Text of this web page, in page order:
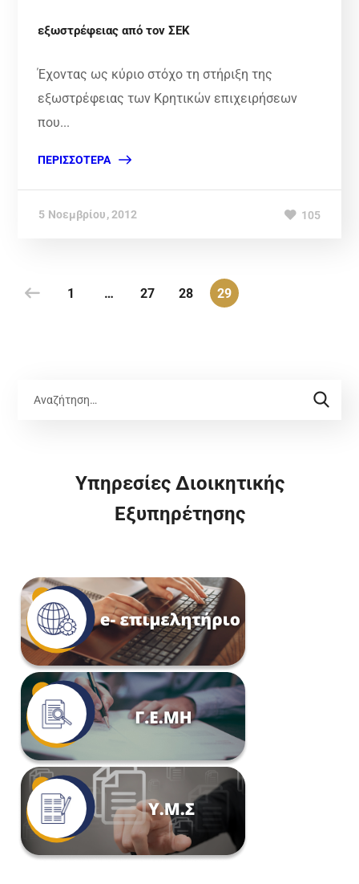
εξωστρέφειας από τον ΣΕΚ
Έχοντας ως κύριο στόχο τη στήριξη της
εξωστρέφειας των Κρητικών επιχειρήσεων
που...
ΠΕΡΙΣΣΌΤΕΡΑ
5 Νοεμβρίου, 2012 105
1 … 27 28 29
Υπηρεσίες Διοικητικής
Εξυπηρέτησης